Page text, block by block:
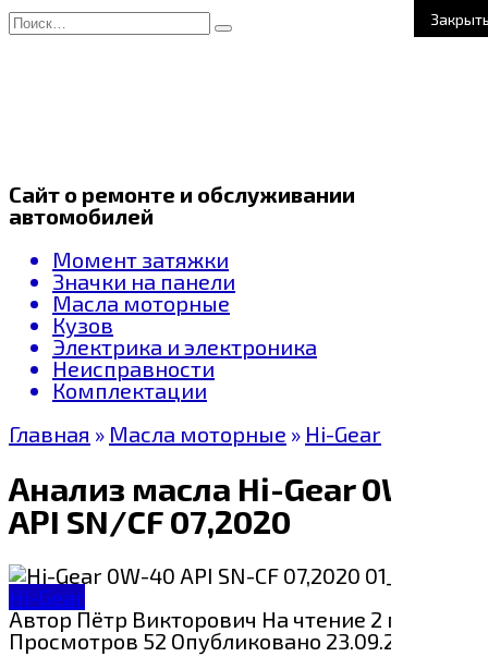
Перейти
к
Search
for:
Сайт о ремонте и обслуживании
автомобилей
Момент затяжки
Значки на панели
Масла моторные
Кузов
Электрика и электроника
Неисправности
Комплектации
Главная » Масла моторные » Hi-Gear
Анализ масла Hi-Gear 0W-40
API SN/CF 07,2020
Hi-Gear
АвторПётр Викторович На чтение 2 мин
Просмотров 52 Опубликовано 23.09.2024